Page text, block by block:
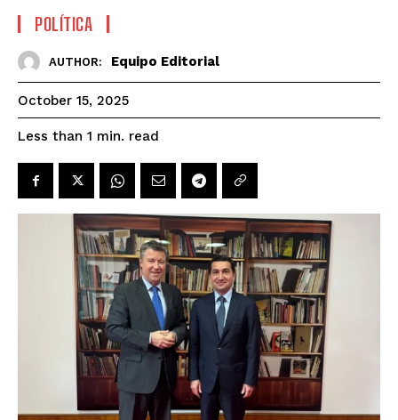
POLÍTICA
AUTHOR: Equipo Editorial
October 15, 2025
Less than 1 min. read